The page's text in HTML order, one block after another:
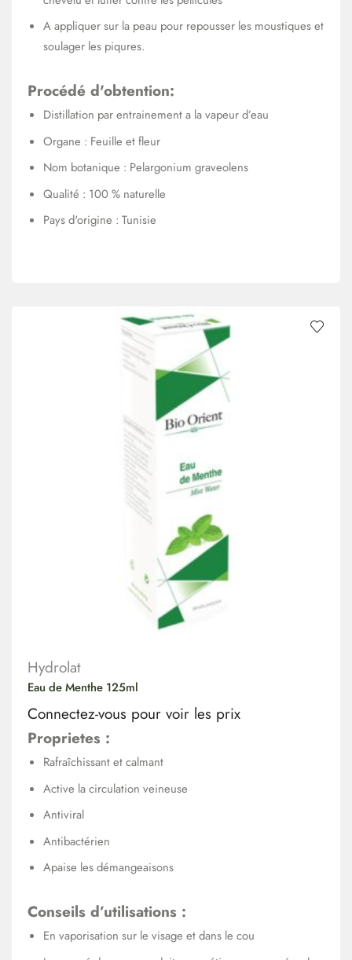
A appliquer sur la peau pour repousser les moustiques et
soulager les piqures.
Procédé d'obtention:
Distillation par entrainement a la vapeur d’eau
Organe : Feuille et fleur
Nom botanique : Pelargonium graveolens
Qualité : 100 % naturelle
Pays d'origine : Tunisie
Hydrolat
Eau de Menthe 125ml
Connectez-vous pour voir les prix
Proprietes :
Rafraîchissant et calmant
Active la circulation veineuse
Antiviral
Antibactérien
Apaise les démangeaisons
Conseils d’utilisations :
En vaporisation sur le visage et dans le cou